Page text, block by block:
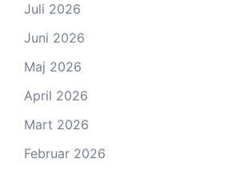
Juli 2026
Juni 2026
Maj 2026
April 2026
Mart 2026
Februar 2026